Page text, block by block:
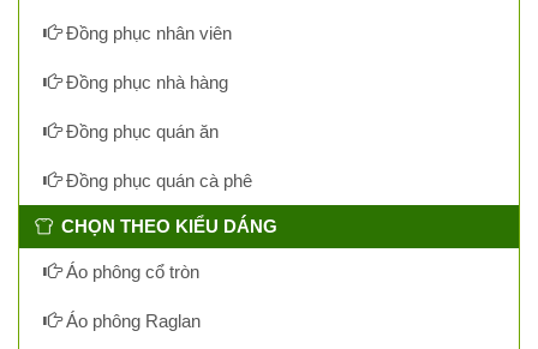
Đồng phục nhân viên
Đồng phục nhà hàng
Đồng phục quán ăn
Đồng phục quán cà phê
CHỌN THEO KIỂU DÁNG
Áo phông cổ tròn
Áo phông Raglan